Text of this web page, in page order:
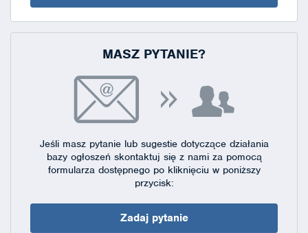
MASZ PYTANIE?
Jeśli masz pytanie lub sugestie dotyczące działania
bazy ogłoszeń skontaktuj się z nami za pomocą
formularza dostępnegopo kliknięciu w poniższy
przycisk:
Zadaj pytanie